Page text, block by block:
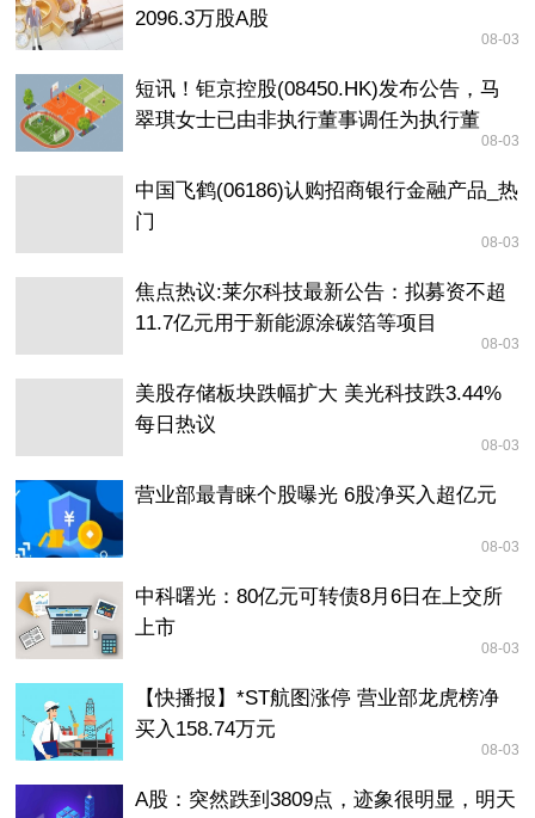
2096.3万股A股
08-03
短讯！钜京控股(08450.HK)发布公告，马
翠琪女士已由非执行董事调任为执行董
08-03
中国飞鹤(06186)认购招商银行金融产品_热
门
08-03
焦点热议:莱尔科技最新公告：拟募资不超
11.7亿元用于新能源涂碳箔等项目
08-03
美股存储板块跌幅扩大 美光科技跌3.44%
每日热议
08-03
营业部最青睐个股曝光 6股净买入超亿元
08-03
中科曙光：80亿元可转债8月6日在上交所
上市
08-03
【快播报】*ST航图涨停 营业部龙虎榜净
买入158.74万元
08-03
A股：突然跌到3809点，迹象很明显，明天